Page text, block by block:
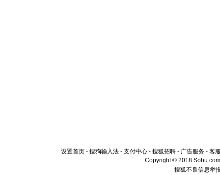
设置首页 - 搜狗输入法 - 支付中心 - 搜狐招聘 - 广告服务 - 客
Copyright © 2018
搜狐不良信息举